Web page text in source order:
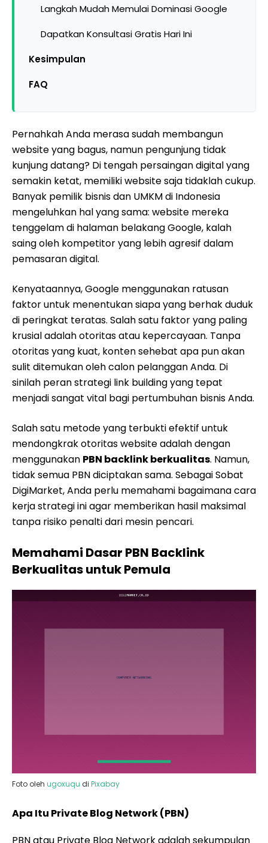
Langkah Mudah Memulai Dominasi Google
Dapatkan Konsultasi Gratis Hari Ini
Kesimpulan
FAQ
Pernahkah Anda merasa sudah membangun
website yang bagus, namun pengunjung tidak
kunjung datang? Di tengah persaingan digital yang
semakin ketat, memiliki website saja tidaklah cukup.
Banyak pemilik bisnis dan UMKM di Indonesia
mengeluhkan hal yang sama: website mereka
tenggelam di halaman belakang Google, kalah
saing oleh kompetitor yang lebih agresif dalam
pemasaran digital.
Kenyataannya, Google menggunakan ratusan
faktor untuk menentukan siapa yang berhak duduk
di peringkat teratas. Salah satu faktor yang paling
krusial adalah otoritas atau kepercayaan. Tanpa
otoritas yang kuat, konten sehebat apa pun akan
sulit ditemukan oleh calon pelanggan Anda. Di
sinilah peran strategi link building yang tepat
menjadi sangat vital bagi pertumbuhan bisnis Anda.
Salah satu metode yang terbukti efektif untuk
mendongkrak otoritas website adalah dengan
menggunakan PBN backlink berkualitas. Namun,
tidak semua PBN diciptakan sama. Sebagai Sobat
DigiMarket, Anda perlu memahami bagaimana cara
kerja strategi ini agar memberikan hasil maksimal
tanpa risiko penalti dari mesin pencari.
Memahami Dasar PBN Backlink
Berkualitas untuk Pemula
Foto oleh ugoxuqu di Pixabay
Apa Itu Private Blog Network (PBN)